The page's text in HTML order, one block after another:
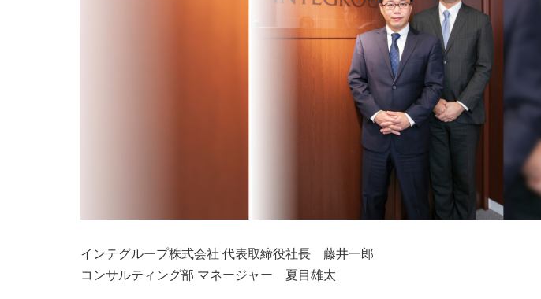
インテグループ株式会社 代表取締役社⻑ 藤井⼀郎
コンサルティング部 マネージャー 夏⽬雄太